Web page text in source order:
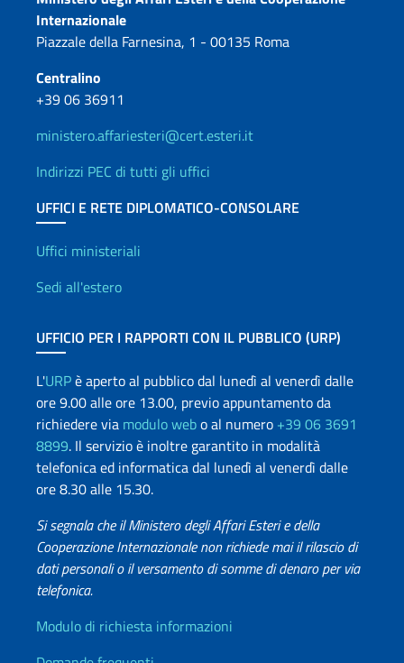
Internazionale
Piazzale della Farnesina, 1 - 00135 Roma
Centralino
+39 06 36911
ministero.affariesteri@cert.esteri.it
Indirizzi PEC di tutti gli uffici
UFFICI E RETE DIPLOMATICO-CONSOLARE
Uffici e Rete diplomatica
Uffici ministeriali
Sedi all'estero
UFFICIO PER I RAPPORTI CON IL PUBBLICO (URP)
L'URPè aperto al pubblico dal lunedì al venerdì dalle
ore 9.00 alle ore 13.00, previo appuntamento da
richiedere via modulo webo al numero +39 06 3691
8899. Il servizio è inoltre garantito in modalità
telefonica ed informatica dal lunedì al venerdì dalle
ore 8.30 alle 15.30.
Si segnala che il Ministero degli Affari Esteri e della
Cooperazione Internazionale non richiede mai il rilascio di
dati personali o il versamento di somme di denaro per via
telefonica.
Info utili
Modulo di richiesta informazioni